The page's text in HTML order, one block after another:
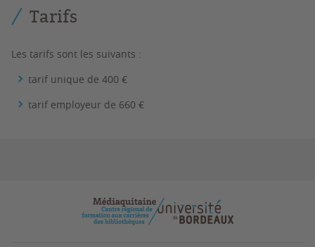
Tarifs
Les tarifs sont les suivants :
tarif unique de 400 €
tarif employeur de 660 €